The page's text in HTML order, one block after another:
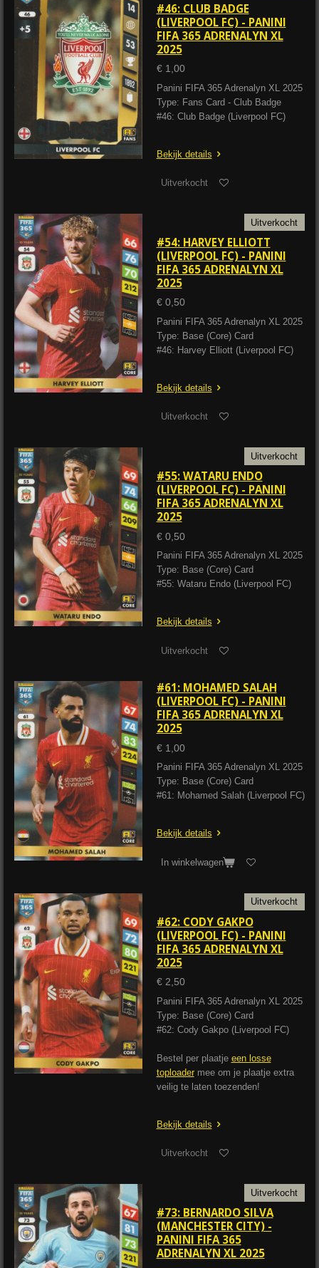
#46: CLUB BADGE
(LIVERPOOL FC) - PANINI
FIFA 365 ADRENALYN XL
2025
€ 1,00
Panini FIFA 365 Adrenalyn XL 2025
Type: Fans Card - Club Badge
#46: Club Badge (Liverpool FC)
Bekijk details
Uitverkocht
Uitverkocht
#54: HARVEY ELLIOTT
(LIVERPOOL FC) - PANINI
FIFA 365 ADRENALYN XL
2025
€ 0,50
Panini FIFA 365 Adrenalyn XL 2025
Type: Base (Core) Card
#46: Harvey Elliott (Liverpool FC)
Bekijk details
Uitverkocht
Uitverkocht
#55: WATARU ENDO
(LIVERPOOL FC) - PANINI
FIFA 365 ADRENALYN XL
2025
€ 0,50
Panini FIFA 365 Adrenalyn XL 2025
Type: Base (Core) Card
#55: Wataru Endo (Liverpool FC)
Bekijk details
Uitverkocht
#61: MOHAMED SALAH
(LIVERPOOL FC) - PANINI
FIFA 365 ADRENALYN XL
2025
€ 1,00
Panini FIFA 365 Adrenalyn XL 2025
Type: Base (Core) Card
#61: Mohamed Salah (Liverpool FC)
Bekijk details
In winkelwagen
Uitverkocht
#62: CODY GAKPO
(LIVERPOOL FC) - PANINI
FIFA 365 ADRENALYN XL
2025
€ 2,50
Panini FIFA 365 Adrenalyn XL 2025
Type: Base (Core) Card
#62: Cody Gakpo (Liverpool FC)
Bestel per plaatje een losse
toploadermee om je plaatje extra
veilig te laten toezenden!
Bekijk details
Uitverkocht
Uitverkocht
#73: BERNARDO SILVA
(MANCHESTER CITY) -
PANINI FIFA 365
ADRENALYN XL 2025